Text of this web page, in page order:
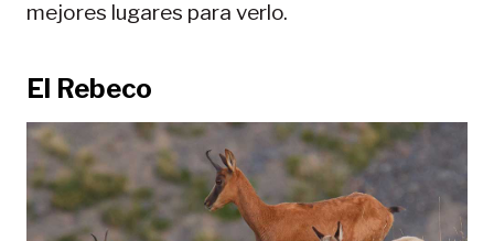
mejores lugares para verlo.
El Rebeco